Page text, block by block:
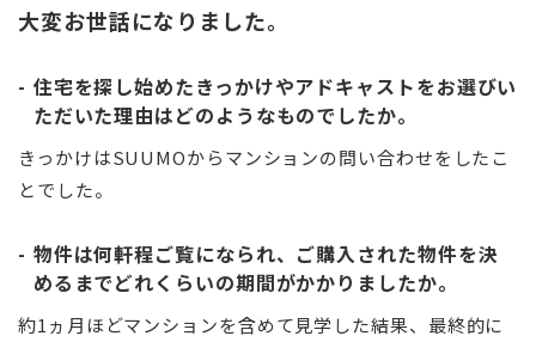
大変お世話になりました。
住宅を探し始めたきっかけやアドキャストをお選びい
ただいた理由はどのようなものでしたか。
きっかけはSUUMOからマンションの問い合わせをしたこ
とでした。
物件は何軒程ご覧になられ、ご購入された物件を決
めるまでどれくらいの期間がかかりましたか。
約1ヵ月ほどマンションを含めて見学した結果、最終的に